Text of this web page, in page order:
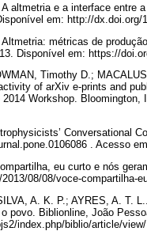
altmetria e a interface entre
em: http://
métricas de
Disponível em: https://
Timothy D.;
of arXiv e-prints and
Workshop.
Conversational
. Acesso
eu curto e nós
08/08/voce-
A. K. P.; AYRES, A. T.
povo. Biblionline, João
index.php/biblio/article/